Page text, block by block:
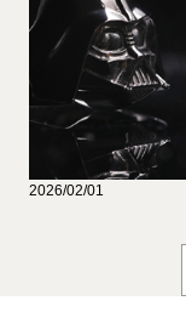
2026/02/01